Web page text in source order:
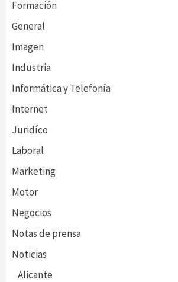
Formación
General
Imagen
Industria
Informática y Telefonía
Internet
Juridíco
Laboral
Marketing
Motor
Negocios
Notas de prensa
Noticias
Alicante